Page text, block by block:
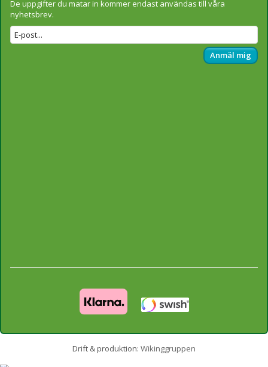
De uppgifter du matar in kommer endast användas till våra
nyhetsbrev.
Anmäl mig
Drift & produktion: Wikinggruppen